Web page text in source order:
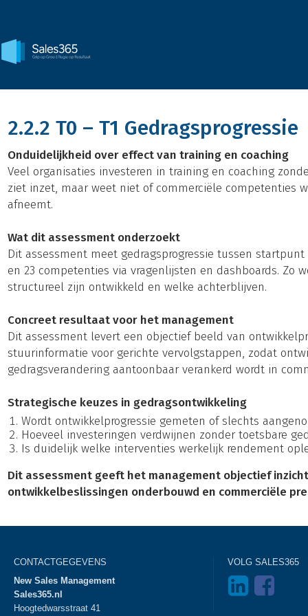
2.2.2 T0 – T1 Gedragsprogressie
Onduidelijkheid over effect van training en coaching
Veel organisaties investeren in training en coaching
ziet inzet, maar weet niet of commerciële competenties
afneemt.
Wat dit assessment onderzoekt
Dit assessment meet gedragsprogressie tussen
en 23 competenties via vragenlijsten en dashboards. Zo
structureel zijn ontwikkeld en welke achterblijven.
Concreet resultaat voor het management
Dit assessment levert een objectief beeld van
stuurinformatie voor gerichte vervolgstappen, zodat
gedragsverandering aantoonbaar verankerd wordt in
Strategische keuzes in gedragsontwikkeling
Wordt ontwikkelprogressie gemeten of slechts
Hoeveel investeringen verdwijnen zonder toetsbare
Is duidelijk welke interventies werkelijk rendement
Dit assessment geeft het management objectief
ontwikkelbeslissingen onderbouwd en commerciële
CONTACTGEGEVENS
New Sales Management
Sales365.nl
Hoogtedwarsstraat 41
VOLG SALES365